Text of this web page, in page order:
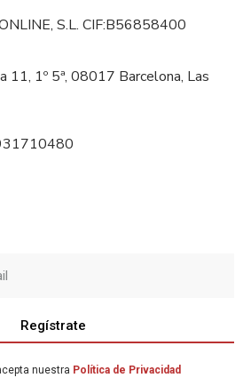
S.L. CIF:B56858400
11, 1º 5ª, 08017 Barcelona, Las
Regístrate
nuestra Política de Privacidad